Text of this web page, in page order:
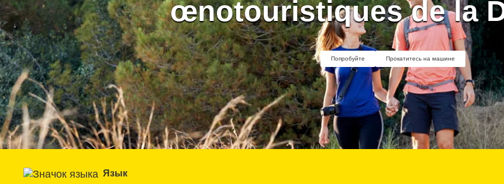
œnotouristiques de la
Попробуйте Прокатитесь на машине
Язык